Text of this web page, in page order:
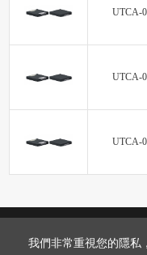
我們非常重視您的隱私
UTCA-
UTCA-
UTCA-